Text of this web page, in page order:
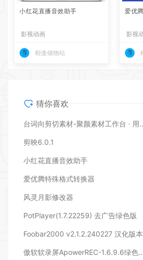
小红花直播音效助手
影视动画
相逢储物站
爱优
影视
猜你喜欢
台词向剪切素材-聚
剪映6.0.1
小红花直播音效助手
爱优腾特殊格式转换器
风灵月影修改器
PotPlayer(1.7.22259) 去广告绿色版
傲软软录屏ApowerREC-1.6.9.6绿色版本